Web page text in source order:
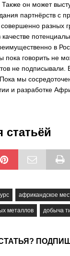
он может
партнёрств с
разных
в
пока говорить не
не подписывали.
мы
и разработке
статьёй
африкандское
металлов добыча